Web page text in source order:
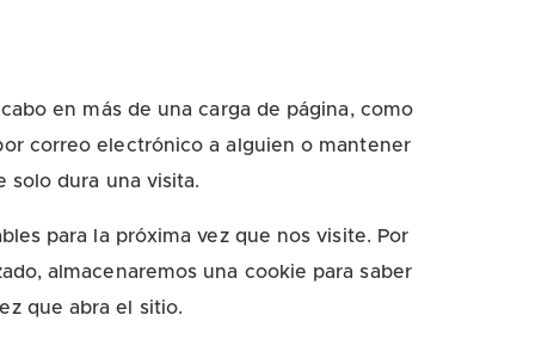
en más de una carga de página, como
correo electrónico a alguien o mantener
solo dura una visita.
para la próxima vez que nos visite. Por
almacenaremos una cookie para saber
que abra el sitio.